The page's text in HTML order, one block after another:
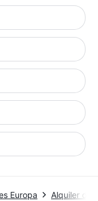
Europa Alquiler de